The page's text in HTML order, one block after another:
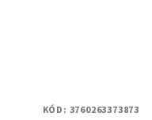
KÓD: 3760263373873